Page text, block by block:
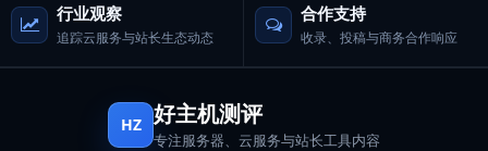
行业观察
追踪云服务与站长生态动态
合作支持
收录、投稿与商务合作响应
HZ 好主机测评
专注服务器、云服务与站长工具内容